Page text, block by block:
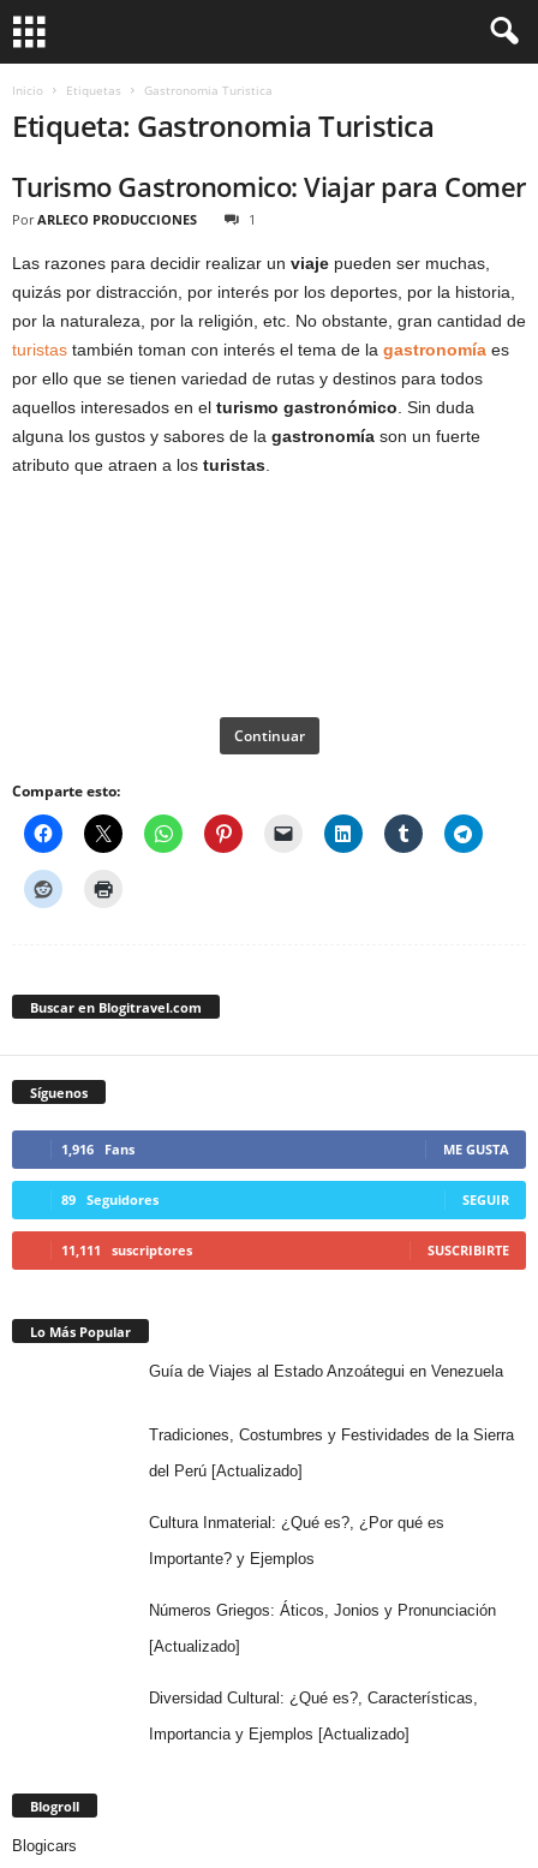
Inicio Etiquetas Gastronomia Turistica
Etiqueta: Gastronomia Turistica
Turismo Gastronomico: Viajar para Comer
Por ARLECO PRODUCCIONES 1
Las razones para decidir realizar un viaje pueden ser muchas,
quizás por distracción, por interés por los deportes, por la historia,
por la naturaleza, por la religión, etc. No obstante, gran cantidad de
turistas también toman con interés el tema de la gastronomía es
por ello que se tienen variedad de rutas y destinos para todos
aquellos interesados en el turismo gastronómico . Sin duda
alguna los gustos y sabores de la gastronomía son un fuerte
atributo que atraen a los turistas
Continuar
Comparte esto:
Buscar en Blogitravel.com
Síguenos
1,916 Fans ME GUSTA
89 Seguidores SEGUIR
11,111 suscriptores SUSCRIBIRTE
Lo Más Popular
Guía de Viajes al Estado Anzoátegui en Venezuela
Tradiciones, Costumbres y Festividades de la Sierra
del Perú [Actualizado]
Cultura Inmaterial: ¿Qué es?, ¿Por qué es
Importante? y Ejemplos
Números Griegos: Áticos, Jonios y Pronunciación
[Actualizado]
Diversidad Cultural: ¿Qué es?, Características,
Importancia y Ejemplos [Actualizado]
Blogroll
Blogicars